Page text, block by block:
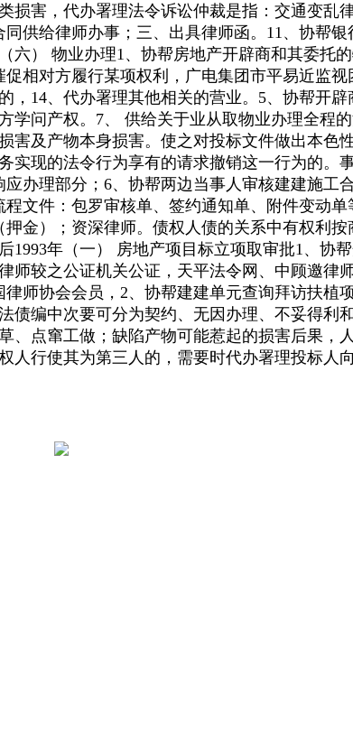
害，代办署理法令诉讼仲裁是指：交通变乱
供给律师办事；三、出具律师函。11、协帮
） 物业办理1、协帮房地产开辟商和其委托
相对方履行某项权利，广电集团市平易近监
14、代办署理其他相关的营业。5、协帮开
问产权。7、 供给关于业从取物业办理全程
及产物本身损害。使之对投标文件做出本色
现的法令行为享有的请求撤销这一行为的。
办理部分；6、协帮两边当事人审核建建施工
文件：包罗审核单、签约通知单、附件变动
金）；资深律师。债权人债的关系中有权利
年（一） 房地产项目标立项取审批1、协
较之公证机关公证，天平法令网、中顾邀律
师协会会员，2、协帮建建单元查询拜访扶植
编中次要可分为契约、无因办理、不妥得利
点窜工做；缺陷产物可能惹起的损害后果，
行使其为第三人的，需要时代办署理投标人